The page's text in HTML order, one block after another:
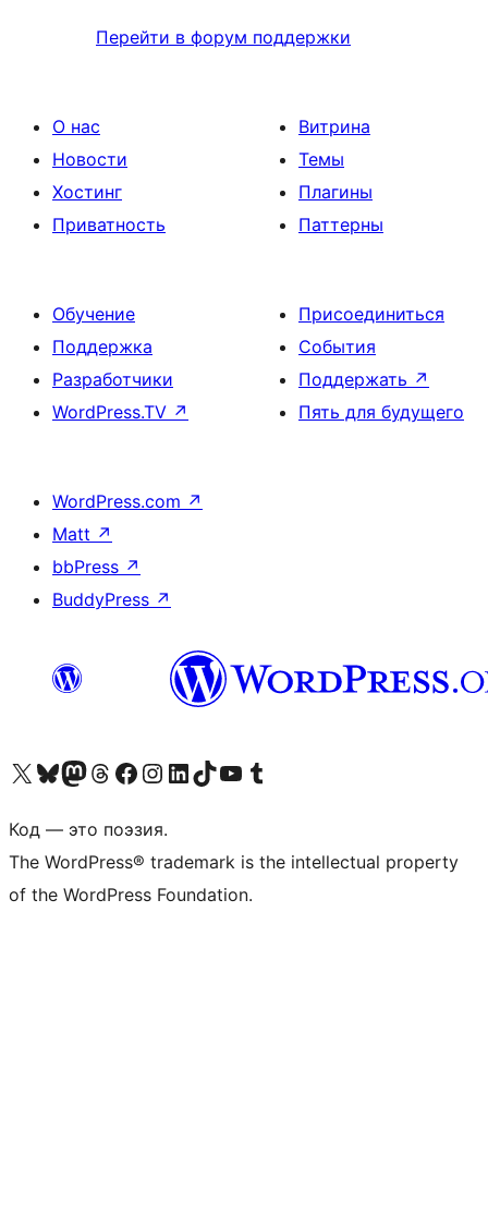
Перейти в форум поддержки
О нас
Новости
Хостинг
Приватность
Витрина
Темы
Плагины
Паттерны
Обучение
Поддержка
Разработчики
WordPress.TV ↗
Присоединиться
События
Поддержать ↗
Пять для будущего
WordPress.com ↗
Matt ↗
bbPress ↗
BuddyPress ↗
Посетите нас в X (ранее Twitter)
Посетите нашу учётную запись в Bluesky
Посетите нашу ленту в Mastodon
Посетите нашу учётную запись в Threads
Посетите нашу страницу на Facebook
Посетите наш Instagram
Посетите нашу страницу в LinkedIn
Посетите нашу учётную запись в TikTok
Посетите наш канал YouTube
Посетите нашу учётную запись в Tumblr
Код — это поэзия.
The WordPress® trademark is the intellectual property
of the WordPress Foundation.